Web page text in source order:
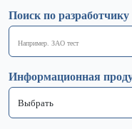
Поиск по разработчику
Информационная